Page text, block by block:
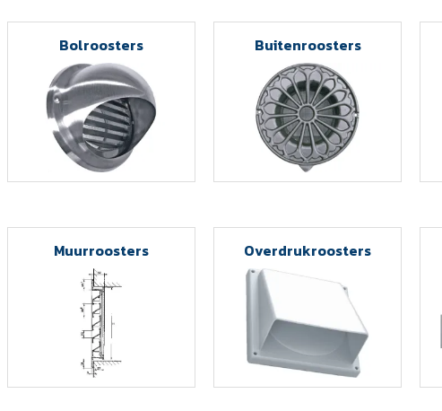
Bolroosters Buitenroosters
Muurroosters Overdrukroosters